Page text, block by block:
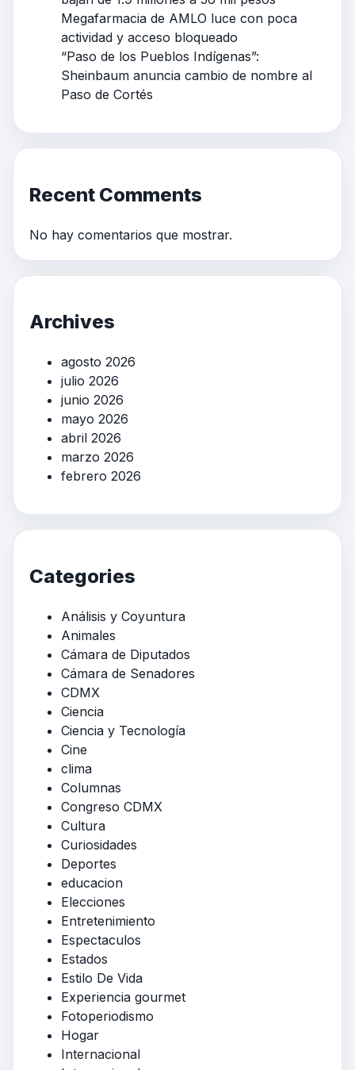
Megafarmacia de AMLO luce con poca
actividad y acceso bloqueado
“Paso de los Pueblos Indígenas”:
Sheinbaum anuncia cambio de nombre al
Paso de Cortés
Recent Comments
No hay comentarios que mostrar.
Archives
agosto 2026
julio 2026
junio 2026
mayo 2026
abril 2026
marzo 2026
febrero 2026
Categories
Análisis y Coyuntura
Animales
Cámara de Diputados
Cámara de Senadores
CDMX
Ciencia
Ciencia y Tecnología
Cine
clima
Columnas
Congreso CDMX
Cultura
Curiosidades
Deportes
educacion
Elecciones
Entretenimiento
Espectaculos
Estados
Estilo De Vida
Experiencia gourmet
Fotoperiodismo
Hogar
Internacional